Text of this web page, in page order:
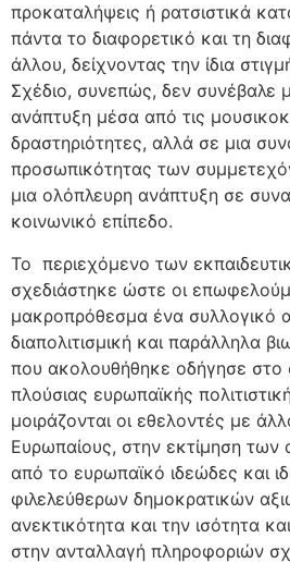
προκαταλήψεις ή ρατσιστικά
πάντα το διαφορετικό και τη
άλλου, δείχνοντας την ίδια
Σχέδιο, συνεπώς, δεν συνέβαλε
ανάπτυξη μέσα από τις
δραστηριότητες, αλλά σε μια
προσωπικότητας των
μια ολόπλευρη ανάπτυξη σε
κοινωνικό επίπεδο.
Το περιεχόμενο των
σχεδιάστηκε ώστε οι
μακροπρόθεσμα ένα συλλογικό
διαπολιτισμική και παράλληλα
που ακολουθήθηκε οδήγησε στο
πλούσιας ευρωπαϊκής
μοιράζονται οι εθελοντές με
Ευρωπαίους, στην εκτίμηση των
από το ευρωπαϊκό ιδεώδες και
φιλελεύθερων δημοκρατικών
ανεκτικότητα και την ισότητα
στην ανταλλαγή πληροφοριών